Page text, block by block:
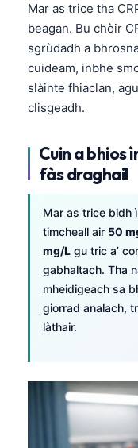
Mar as trice tha
beagan. Bu chòir
sgrùdadh a
cuideam, inbhe
slàinte fhiaclan,
clisgeadh.
Cuin a bhios
fàs draghail
Mar as trice bidh
timcheall air 50
mg/L gu tric a’
gabhaltach. Tha
mheidigeach sa
giorrad analach,
làthair.
ગુજરાતી
Bahasa Melayu
Tiếng Việt
Tagalog
ไทย
ဗမာစာ
Kiswahili
Українська
O‘zbekcha
Català
Қазақ тілі
Suomi